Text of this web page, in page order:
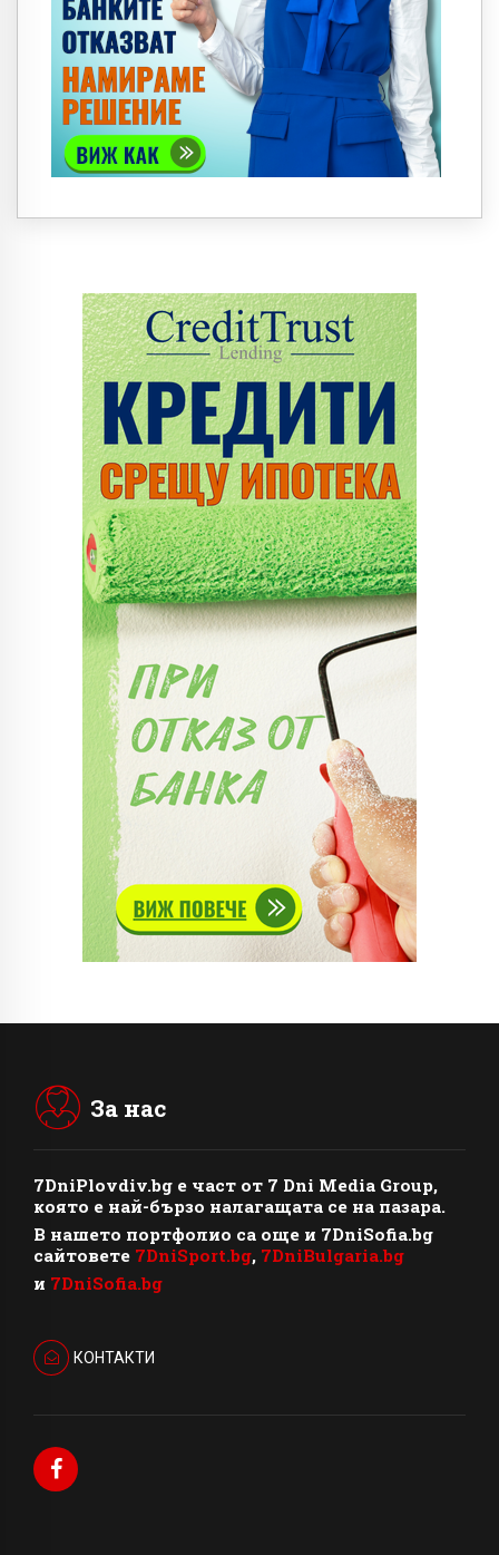
За нас
7DniPlovdiv.bg e част от 7 Dni Media Group,
която е най-бързо налагащата се на пазара.
В нашето портфолио са още и 7DniSofia.bg
сайтовете 7DniSport.bg, 7DniBulgaria.bg
и 7DniSofia.bg
КОНТАКТИ